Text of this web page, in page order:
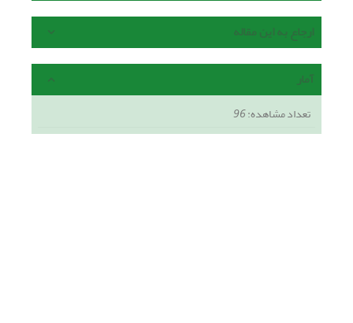
ارجاع به این مقاله
آمار
تعداد مشاهده:96